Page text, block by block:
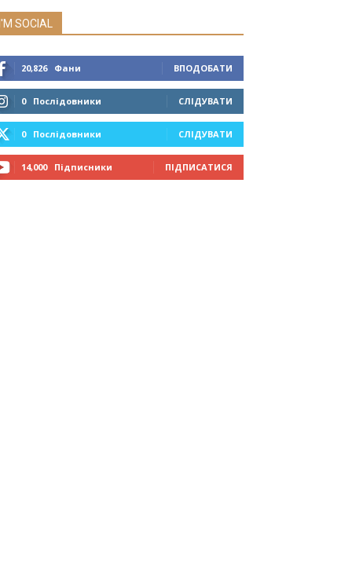
SOCIAL
20,826 Фани ВПОДОБАТИ
0 Послідовники СЛІДУВАТИ
0 Послідовники СЛІДУВАТИ
14,000 Підписники ПІДПИСАТИСЯ